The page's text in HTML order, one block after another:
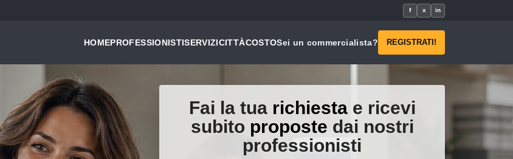
f x in
HOMEPROFESSIONISTISERVIZICITTÀCOSTOSei un commercialista? REGISTRATI!
Fai la tua richiestae ricevi
subito proposte dai nostri
professionisti